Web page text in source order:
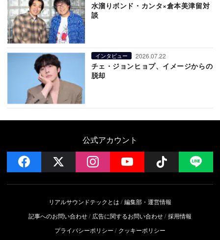
水溜りボンド・カンタ×倉本美津留対
談
インタビュー 2026.07.22
チェ・ジョンヒョプ、イメージからの
脱却
公式アカウント
facebook instagramYouTube Follow
リアルサウンドテックとは
編集部・運営情報
記事へのお問い合わせ
広告に関するお問い合わせ 採用情報
プライバシーポリシー
クッキーポリシー